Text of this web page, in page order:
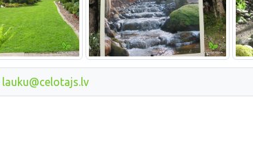
lauku@celotajs.lv